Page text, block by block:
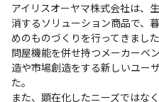
アイリスオーヤマ株式会社は、
消するソリューション商品で、
めのものづくりを行ってきまし
問屋機能を併せ持つメーカーベ
造や市場創造をする新しいユー
た。
また、顕在化したニーズではな